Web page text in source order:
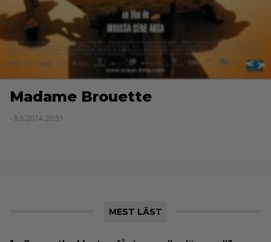
Madame Brouette
- 8.6.2014 20:51
MEST LÄST